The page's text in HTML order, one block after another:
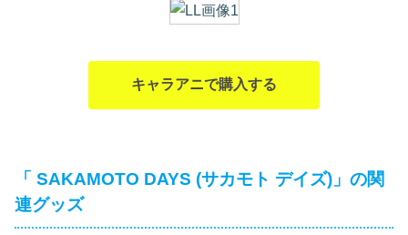
キャラアニで購入する
「 SAKAMOTO DAYS (サカモト デイズ)」の関
連グッズ